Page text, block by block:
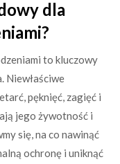
dla
to kluczowy
Niewłaściwe
pęknięć, zagięć i
jego żywotność i
się, na co nawinąć
ochronę i uniknąć